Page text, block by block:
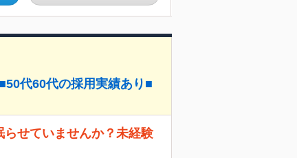
代60代の採用実績あり■
せていませんか？未経験